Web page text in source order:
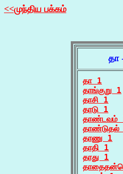
<<முந்திய பக்கம்
தா
தா 1
தாங்குறு 1
தாசி 1
தாடு 1
தாண்டவம்
தாண்டுதல்
தாணு 1
தாதி 1
தாது 1